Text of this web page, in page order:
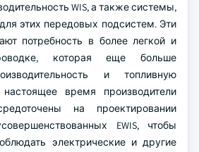
WIS, а также системы,
этих передовых подсистем. Эти
потребность в более легкой и
которая еще больше
и топливную
время производители
на проектировании
EWIS, чтобы
электрические и другие